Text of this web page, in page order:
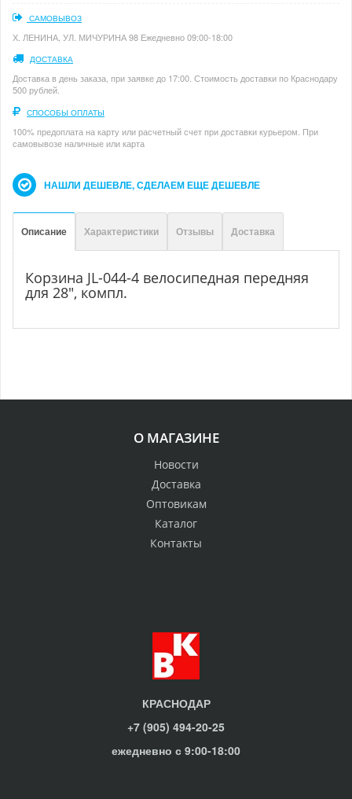
САМОВЫВОЗ
Х. ЛЕНИНА, УЛ. МИЧУРИНА 98 Ежедневно 09:00-18:00
ДОСТАВКА
Доставка в день заказа, при заявке до 17:00. Стоимость доставки по Краснодару
500 рублей.
СПОСОБЫ ОПЛАТЫ
100% предоплата на карту или расчетный счет при доставки курьером. При
самовывозе наличные или карта
НАШЛИ ДЕШЕВЛЕ, СДЕЛАЕМ ЕЩЕ ДЕШЕВЛЕ
Описание Характеристики Отзывы Доставка
Корзина JL-044-4 велосипедная передняя
для 28", компл.
О МАГАЗИНЕ
Новости
Доставка
Оптовикам
Каталог
Контакты
КРАСНОДАР
+7 (905) 494-20-25
ежедневно с 9:00-18:00